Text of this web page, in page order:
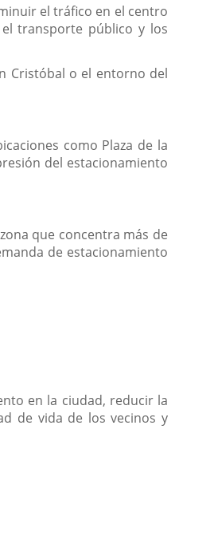
el tráfico en el centro
transporte público y los
Cristóbal o el entorno del
como Plaza de la
del estacionamiento
que concentra más de
de estacionamiento
en la ciudad, reducir la
de vida de los vecinos y